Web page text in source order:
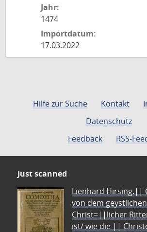
Jahr:
1474
Importdatum:
17.03.2022
Hilfe zur Suche Kontakt
Datenschutz
Feedback
RSS-
Just scanned
Lienhard Hirsing.||
von dem
Christ=||licher
ist/ wie die ||